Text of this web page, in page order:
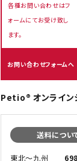
各種お問い合わせはフ
ォームにてお受け致し
ます。
お問い合わせフォームへ
Petio® オンライン
送料につい
東北〜九州